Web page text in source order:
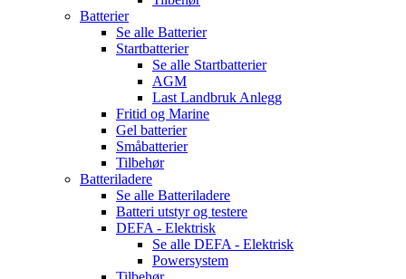
Batterier
Se alle Batterier
Startbatterier
Se alle Startbatterier
AGM
Last Landbruk Anlegg
Fritid og Marine
Gel batterier
Småbatterier
Tilbehør
Batteriladere
Se alle Batteriladere
Batteri utstyr og testere
DEFA - Elektrisk
Se alle DEFA - Elektrisk
Powersystem